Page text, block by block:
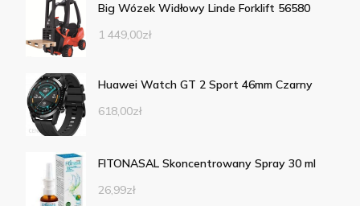
Big Wózek Widłowy Linde Forklift 56580
1 449,00zł
Huawei Watch GT 2 Sport 46mm Czarny
618,00zł
FITONASAL Skoncentrowany Spray 30 ml
26,99zł